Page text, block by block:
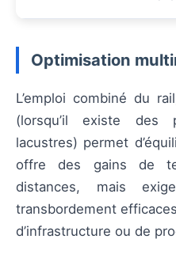
Optimisation
L’emploi combiné du
(lorsqu’il existe des
lacustres) permet
offre des gains de
distances, mais
transbordement
d’infrastructure ou de